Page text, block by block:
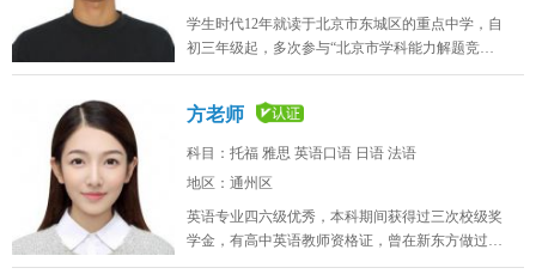
学生时代12年就读于北京市东城区的重点中学，自
初三年级起，多次参与“北京市学科能力解题竞
赛”，在数学和物理学科上数获得一、二等奖；大学
优秀干事等称号，多次代表学校参加社会志愿、扶
贫教育以及地区性支教等教育教学活动。 2016年至
员；于2018年代表首都师范大学参与大学生赴山区
支教工作；于2019年参与在北京航空航天大学进行
的“全国物理竞赛（高二年级）”计算题的阅卷工
作。
方老师
科目：托福 雅思 英语口语 日语 法语
地区：通州区
英语专业四六级优秀，本科期间获得过三次校级奖
学金，有高中英语教师资格证，曾在新东方做过两
年助教且获得“优秀实习员工”称号，英语口语流利